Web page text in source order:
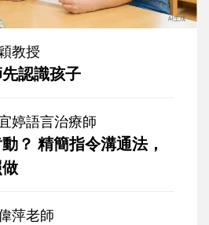
教授
認識孩子
婷語言治療師
？ 精簡指令溝通法，
萍老師